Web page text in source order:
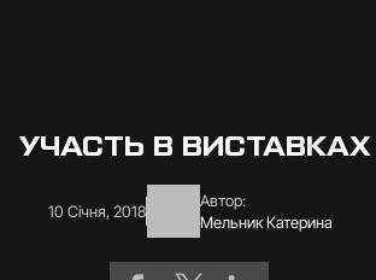
УЧАСТЬ В ВИСТАВКАХ
10 Січня, 2018
Автор:
Мельник Катерина